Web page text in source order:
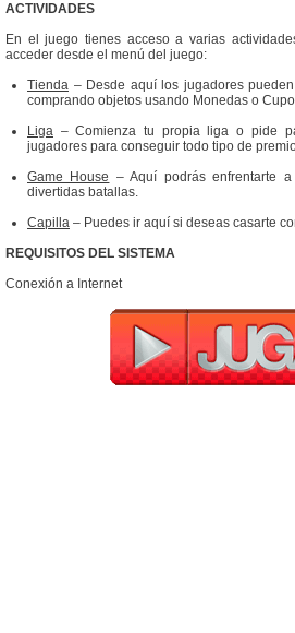
ACTIVIDADES
En el juego tienes acceso a varias
acceder desde el menú del juego:
Tienda – Desde aquí los jugadores
comprando objetos usando Monedas o
Liga – Comienza tu propia liga o pide
jugadores para conseguir todo tipo de
Game House – Aquí podrás enfrentarte
divertidas batallas.
Capilla – Puedes ir aquí si deseas casarte
REQUISITOS DEL SISTEMA
Conexión a Internet